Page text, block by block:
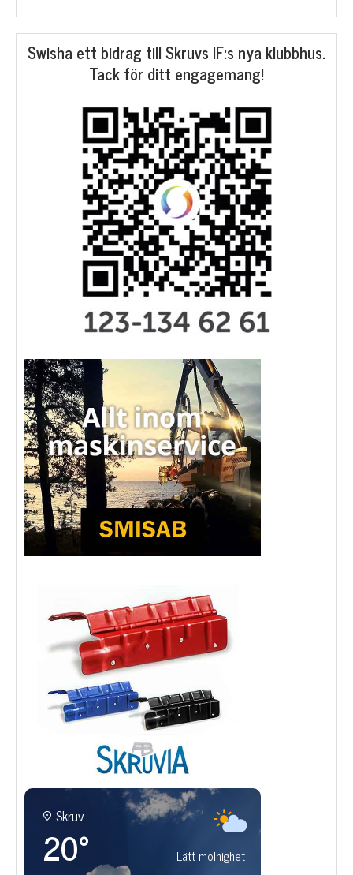
Swisha ett bidrag till Skruvs IF:s nya klubbhus.
Tack för ditt engagemang!
Skruv
20° Lätt molnighet